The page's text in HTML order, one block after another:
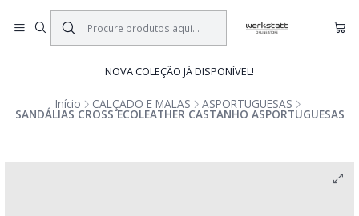
NOVA COLEÇÃO JÁ DISPONÍVEL!
Início CALÇADO E MALAS ASPORTUGUESAS
SANDÁLIAS CROSS ECOLEATHER CASTANHO ASPORTUGUESAS